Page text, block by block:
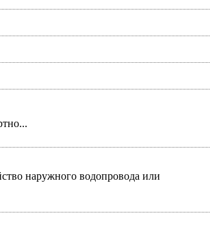
наружного водопровода или